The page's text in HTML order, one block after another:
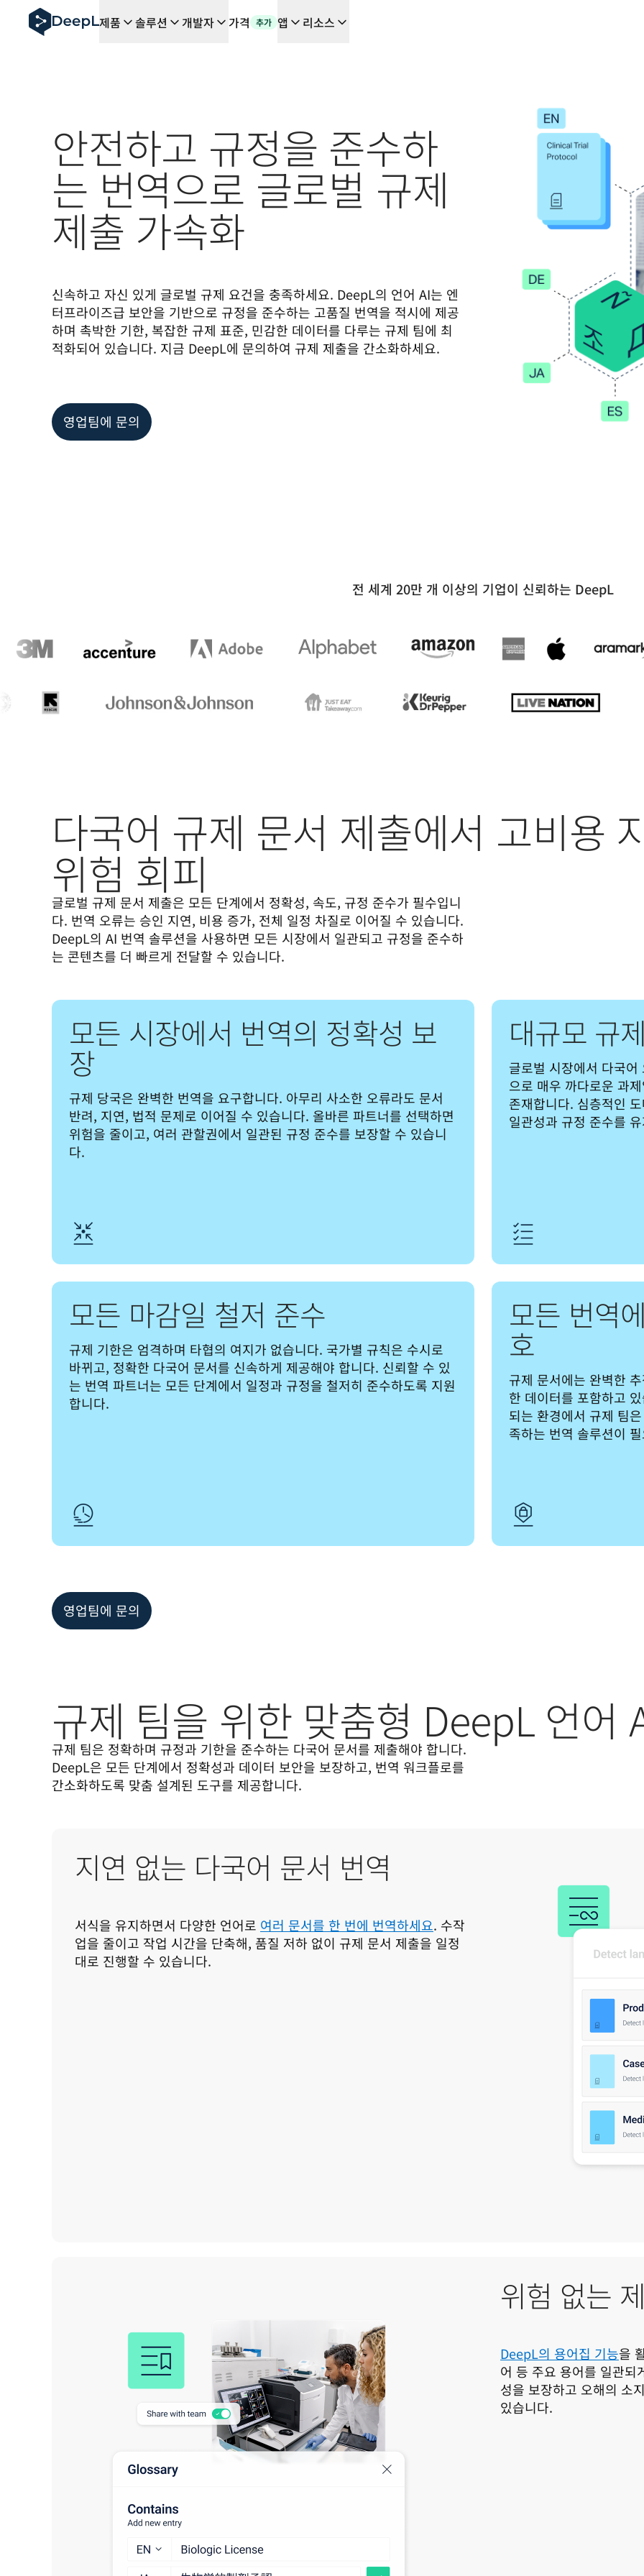
AI 에이전트용 DeepL
DeepL Translation Flow: 주요 사용 사례 및 통합 기능을 위한 새로운 AI 기반 워크플로우
고품질 텍스트 번역에서 실시간 음성 플랫폼까지
Building an instantly accessible voice demo with DeepL Voice API
제품 솔루션 개발자 가격 추가 앱 리소스
안전하고 규정을 준수하
는 번역으로 글로벌 규제
제출 가속화
신속하고 자신 있게 글로벌 규제 요건을 충족하세요. DeepL의 언어 AI는 엔
터프라이즈급 보안을 기반으로 규정을 준수하는 고품질 번역을 적시에 제공
하며 촉박한 기한, 복잡한 규제 표준, 민감한 데이터를 다루는 규제 팀에 최
적화되어 있습니다. 지금 DeepL에 문의하여 규제 제출을 간소화하세요.
영업팀에 문의
전 세계 20만 개 이상의 기업이 신뢰하는 DeepL
다국어 규제 문서 제출에서 고비용
위험 회피
글로벌 규제 문서 제출은 모든 단계에서 정확성, 속도, 규정 준수가 필수입니
다. 번역 오류는 승인 지연, 비용 증가, 전체 일정 차질로 이어질 수 있습니다.
DeepL의 AI 번역 솔루션을 사용하면 모든 시장에서 일관되고 규정을 준수하
는 콘텐츠를 더 빠르게 전달할 수 있습니다.
모든 시장에서 번역의 정확성 보
장
규제 당국은 완벽한 번역을 요구합니다. 아무리 사소한 오류라도 문서
반려, 지연, 법적 문제로 이어질 수 있습니다. 올바른 파트너를 선택하면
위험을 줄이고, 여러 관할권에서 일관된 규정 준수를 보장할 수 있습니
다.
대규모 규
글로벌 시장에서 다국
으로 매우 까다로운 과
존재합니다. 심층적인
일관성과 규정 준수를
모든 마감일 철저 준수
규제 기한은 엄격하며 타협의 여지가 없습니다. 국가별 규칙은 수시로
바뀌고, 정확한 다국어 문서를 신속하게 제공해야 합니다. 신뢰할 수 있
는 번역 파트너는 모든 단계에서 일정과 규정을 철저히 준수하도록 지원
합니다.
모든 번역
호
규제 문서에는 완벽한
한 데이터를 포함하고
되는 환경에서 규제 팀
족하는 번역 솔루션이
영업팀에 문의
규제 팀을 위한 맞춤형 DeepL 언어
규제 팀은 정확하며 규정과 기한을 준수하는 다국어 문서를 제출해야 합니다.
DeepL은 모든 단계에서 정확성과 데이터 보안을 보장하고, 번역 워크플로를
간소화하도록 맞춤 설계된 도구를 제공합니다.
지연 없는 다국어 문서 번역
서식을 유지하면서 다양한 언어로 여러 문서를 한 번에 번역하세요. 수작
업을 줄이고 작업 시간을 단축해, 품질 저하 없이 규제 문서 제출을 일정
대로 진행할 수 있습니다.
위험 없는
DeepL의 용어집 기능을
어 등 주요 용어를 일관되
성을 보장하고 오해의 소
있습니다.